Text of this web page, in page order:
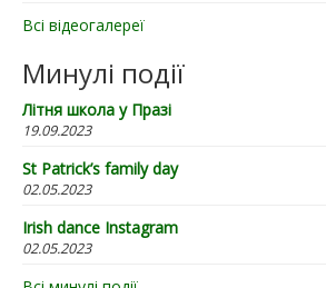
Всі відеогалереї
Минулі події
Літня школа у Празі
19.09.2023
St Patrick’s family day
02.05.2023
Irish dance Instagram
02.05.2023